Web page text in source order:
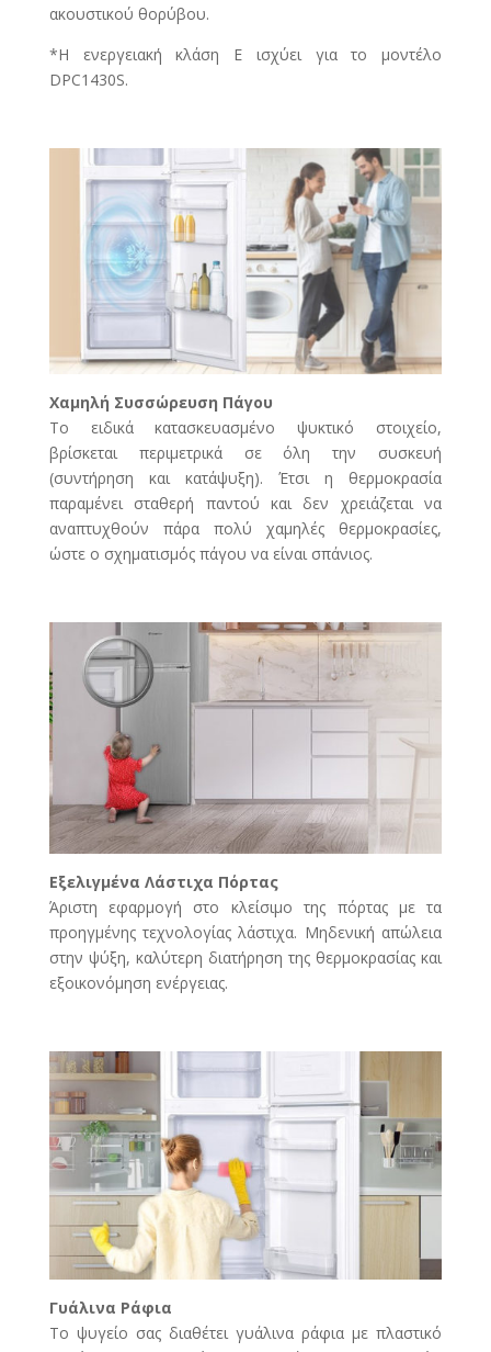
ακουστικού θορύβου.
*Η ενεργειακή κλάση E ισχύει για τo μοντέλo
DPC1430S.
Χαμηλή Συσσώρευση Πάγου
Το ειδικά κατασκευασμένο ψυκτικό στοιχείο,
βρίσκεται περιμετρικά σε όλη την συσκευή
(συντήρηση και κατάψυξη). Έτσι η θερμοκρασία
παραμένει σταθερή παντού και δεν χρειάζεται να
αναπτυχθούν πάρα πολύ χαμηλές θερμοκρασίες,
ώστε ο σχηματισμός πάγου να είναι σπάνιος.
Εξελιγμένα Λάστιχα Πόρτας
Άριστη εφαρμογή στο κλείσιμο της πόρτας με τα
προηγμένης τεχνολογίας λάστιχα. Μηδενική απώλεια
στην ψύξη, καλύτερη διατήρηση της θερμοκρασίας και
εξοικονόμηση ενέργειας.
Γυάλινα Ράφια
Το ψυγείο σας διαθέτει γυάλινα ράφια με πλαστικό